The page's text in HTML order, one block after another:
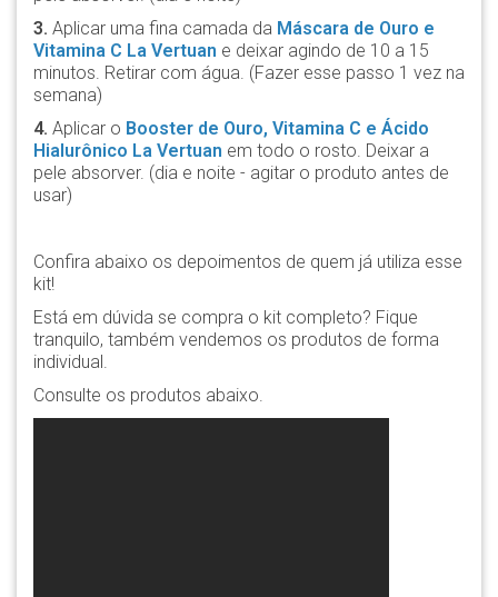
3. Aplicar uma fina camada da Máscara de Ouro e
Vitamina C La Vertuan e deixar agindo de 10 a 15
minutos. Retirar com água. (Fazer esse passo 1 vez na
semana)
4. Aplicar o Booster de Ouro, Vitamina C e Ácido
Hialurônico La Vertuan em todo o rosto. Deixar a
pele absorver. (dia e noite - agitar o produto antes de
usar)
Confira abaixo os depoimentos de quem já utiliza esse
kit!
Está em dúvida se compra o kit completo? Fique
tranquilo, também vendemos os produtos de forma
individual.
Consulte os produtos abaixo.